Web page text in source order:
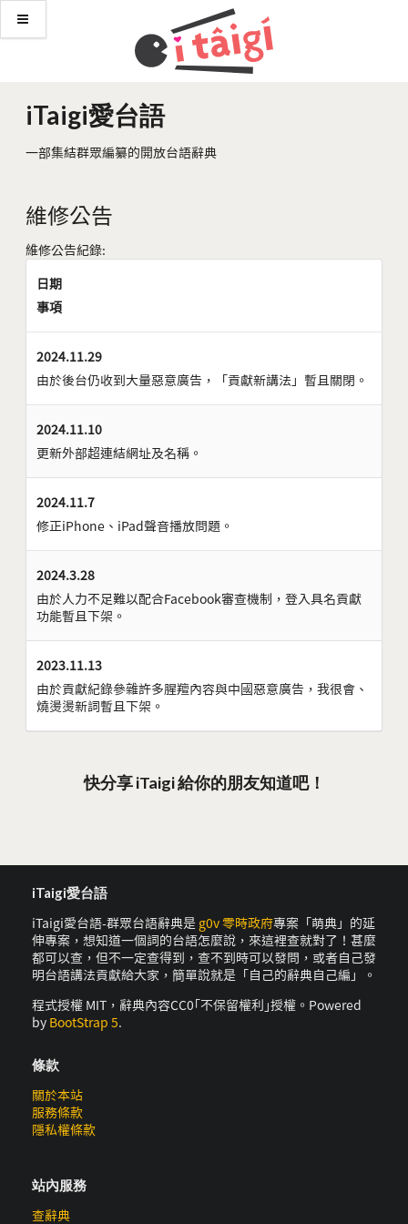
iTaigi愛台語
一部集結群眾編纂的開放台語辭典
維修公告
維修公告紀錄:
日期
事項
2024.11.29
由於後台仍收到大量惡意廣告，「貢獻新講法」暫且關閉。
2024.11.10
更新外部超連結網址及名稱。
2024.11.7
修正iPhone、iPad聲音播放問題。
2024.3.28
由於人力不足難以配合Facebook審查機制，登入具名貢獻
功能暫且下架。
2023.11.13
由於貢獻紀錄參雜許多腥羶內容與中國惡意廣告，我很會、
燒燙燙新詞暫且下架。
快分享 iTaigi 給你的朋友知道吧！
iTaigi愛台語
iTaigi愛台語-群眾台語辭典是 g0v 零時政府專案「萌典」的延
伸專案，想知道一個詞的台語怎麼說，來這裡查就對了！甚麼
都可以查，但不一定查得到，查不到時可以發問，或者自己發
明台語講法貢獻給大家，簡單說就是「自己的辭典自己編」。
程式授權 MIT，辭典內容CC0｢不保留權利｣授權。Powered
by BootStrap 5.
條款
關於本站
服務條款
隱私權條款
站內服務
查辭典